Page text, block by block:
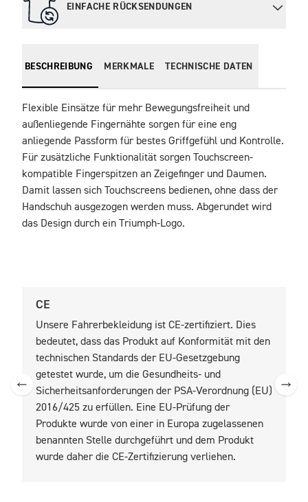
EINFACHE RÜCKSENDUNGEN
BESCHREIBUNG MERKMALE TECHNISCHE DATEN
Flexible Einsätze für mehr Bewegungsfreiheit und
außenliegende Fingernähte sorgen für eine eng
anliegende Passform für bestes Griffgefühl und Kontrolle.
Für zusätzliche Funktionalität sorgen Touchscreen-
kompatible Fingerspitzen an Zeigefinger und Daumen.
Damit lassen sich Touchscreens bedienen, ohne dass der
Handschuh ausgezogen werden muss. Abgerundet wird
das Design durch ein Triumph-Logo.
CE
Unsere Fahrerbekleidung ist CE-zertifiziert. Dies
bedeutet, dass das Produkt auf Konformität mit den
technischen Standards der EU-Gesetzgebung
getestet wurde, um die Gesundheits- und
Sicherheitsanforderungen der PSA-Verordnung (EU)
2016/425 zu erfüllen. Eine EU-Prüfung der
Produkte wurde von einer in Europa zugelassenen
benannten Stelle durchgeführt und dem Produkt
wurde daher die CE-Zertifizierung verliehen.